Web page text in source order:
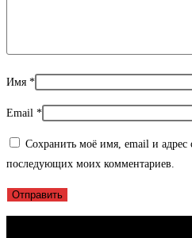
Имя *
Email *
Сохранить моё имя, email и адрес
последующих моих комментариев.